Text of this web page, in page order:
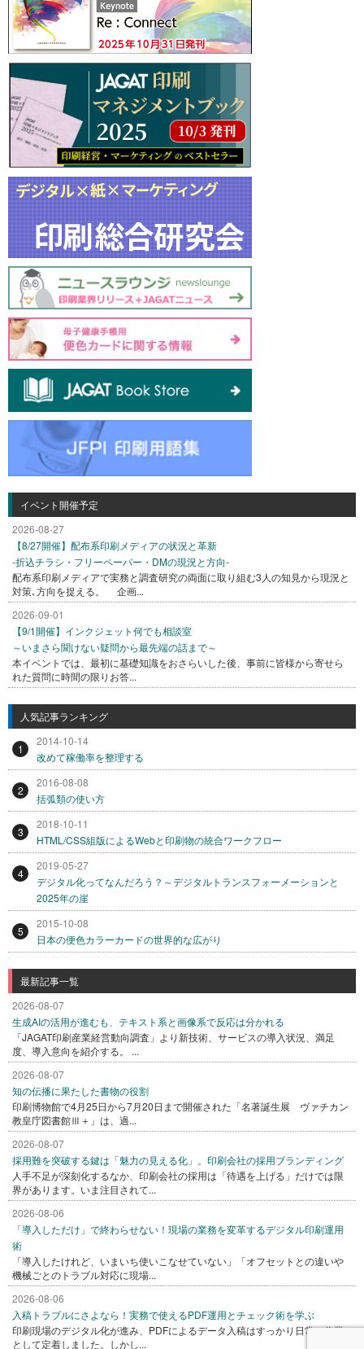
イベント開催予定
2026-08-27
【8/27開催】配布系印刷メディアの状況と革新
-折込チラシ・フリーペーパー・DMの現況と方向-
配布系印刷メディアで実務と調査研究の両面に取り組む3人の知見から現況と
対策､方向を捉える。 企画...
2026-09-01
【9/1開催】インクジェット何でも相談室
～いまさら聞けない疑問から最先端の話まで～
本イベントでは、最初に基礎知識をおさらいした後、事前に皆様から寄せら
れた質問に時間の限りお答...
人気記事ランキング
1
2014-10-14
改めて稼働率を整理する
2
2016-08-08
括弧類の使い方
3
2018-10-11
HTML/CSS組版によるWebと印刷物の統合ワークフロー
4
2019-05-27
デジタル化ってなんだろう？～デジタルトランスフォーメーションと
2025年の崖
5
2015-10-08
日本の便色カラーカードの世界的な広がり
最新記事一覧
2026-08-07
生成AIの活用が進むも、テキスト系と画像系で反応は分かれる
「JAGAT印刷産業経営動向調査」より新技術、サービスの導入状況、満足
度、導入意向を紹介する。 ...
2026-08-07
知の伝播に果たした書物の役割
印刷博物館で4月25日から7月20日まで開催された「名著誕生展 ヴァチカン
教皇庁図書館Ⅲ＋」は、過...
2026-08-07
採用難を突破する鍵は「魅力の見える化」。印刷会社の採用ブランディング
人手不足が深刻化するなか、印刷会社の採用は「待遇を上げる」だけでは限
界があります。いま注目されて...
2026-08-06
「導入しただけ」で終わらせない！現場の業務を変革するデジタル印刷運用
術
「導入したけれど、いまいち使いこなせていない」「オフセットとの違いや
機械ごとのトラブル対応に現場...
2026-08-06
入稿トラブルにさよなら！実務で使えるPDF運用とチェック術を学ぶ
印刷現場のデジタル化が進み、PDFによるデータ入稿はすっかり日常の作業
として定着しました。しかし...